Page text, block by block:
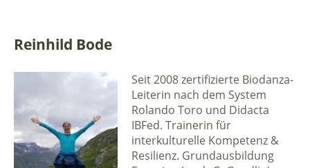
Reinhild Bode
Seit 2008 zertifizierte Biodanza-
Leiterin nach dem System
Rolando Toro und Didacta
IBFed. Trainerin für
interkulturelle Kompetenz &
Resilienz. Grundausbildung